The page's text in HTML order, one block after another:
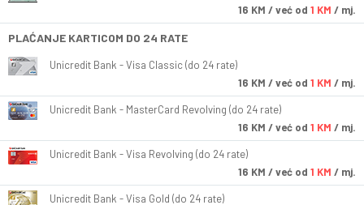
16 KM / već od 1 KM / mj.
PLAĆANJE KARTICOM DO 24 RATE
Unicredit Bank - Visa Classic (do 24 rate)
16 KM / već od 1 KM / mj.
Unicredit Bank - MasterCard Revolving (do 24 rate)
16 KM / već od 1 KM / mj.
Unicredit Bank - Visa Revolving (do 24 rate)
16 KM / već od 1 KM / mj.
Unicredit Bank - Visa Gold (do 24 rate)